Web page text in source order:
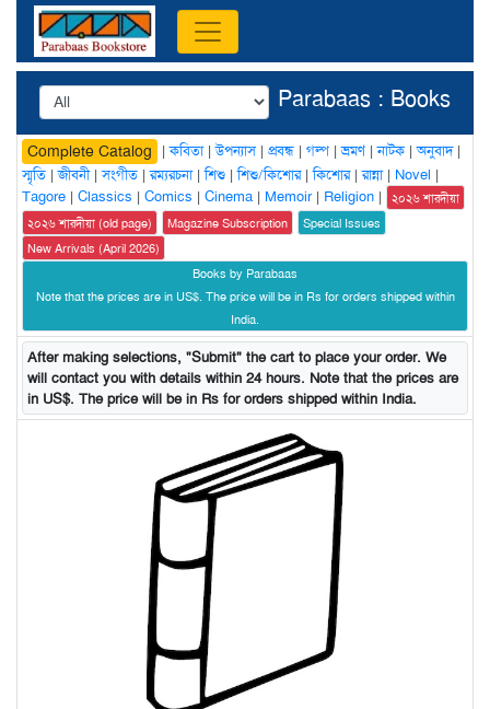
Parabaas : Books
Complete Catalog |কবিতা|উপন্যাস| প্রবন্ধ | গল্প |ভ্রমণ|নাটক |অনুবাদ|
স্মৃতি |জীবনী|সংগীত |রম্যরচনা|শিশু |শিশু/কিশোর|কিশোর|রান্না| Novel |
Tagore | Classics | Comics | Cinema | Memoir| Religion |
২০২৬ শারদীয়া
২০২৬ শারদীয়া (old page)
Magazine Subscription
Special Issues
New Arrivals (April 2026)
Books by Parabaas
Note that the prices are in US$. The price will be in Rs for orders shipped within
India.
After making selections, "Submit" the cart to place your order. We
will contact you with details within 24 hours. Note that the prices are
in US$. The price will be in Rs for orders shipped within India.